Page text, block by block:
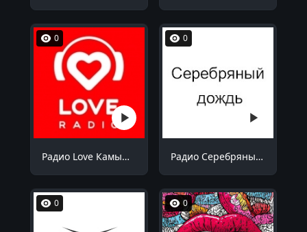
0
Радио Love Камышин 105.7 FM
0
Радио Серебряный дождь Саратов 104.8 FM
0 0